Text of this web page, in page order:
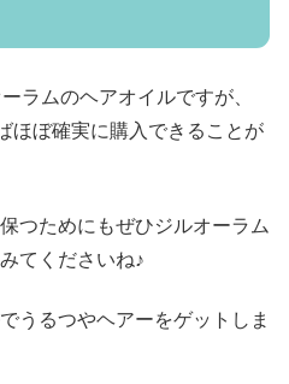
ラムのヘアオイルですが、
ほぼ確実に購入できることが
つためにもぜひジルオーラム
てくださいね♪
うるつやヘアーをゲットしま